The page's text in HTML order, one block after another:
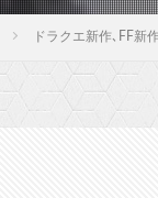
ドラクエ新作､FF新